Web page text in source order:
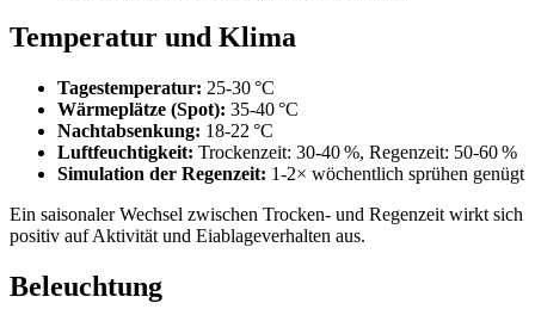
Temperatur und Klima
Tagestemperatur: 25-30 °C
Wärmeplätze (Spot): 35-40 °C
Nachtabsenkung: 18-22 °C
Luftfeuchtigkeit: Trockenzeit: 30-40 %, Regenzeit: 50-60 %
Simulation der Regenzeit: 1-2× wöchentlich sprühen genügt
Ein saisonaler Wechsel zwischen Trocken- und Regenzeit wirkt sich
positiv auf Aktivität und Eiablageverhalten aus.
Beleuchtung